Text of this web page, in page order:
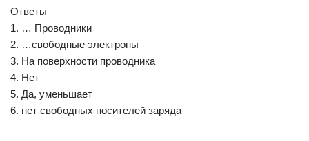
Ответы
1. … Проводники
2. …свободные электроны
3. На поверхности проводника
4. Нет
5. Да, уменьшает
6. нет свободных носителей заряда